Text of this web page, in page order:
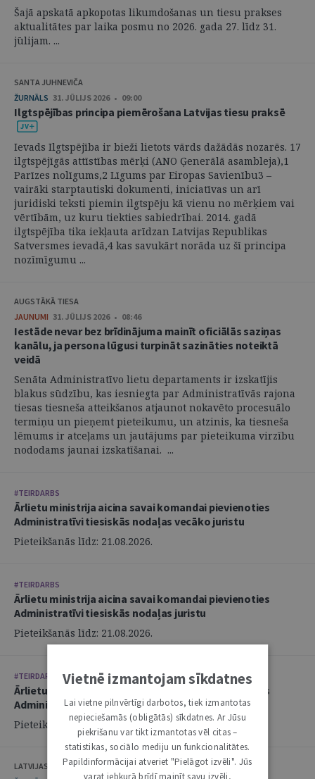
Šajā apskatā apkopotas likumdošanas un tiesu prakses
aktualitātes par laika posmu no 2026. gada 27. līdz 31.
jūlijam. ...
SANTA JUHNEVIČA
ŽURNĀLS 31. JŪLIJS 2026 • 09:00
Ilgtspējības principa piemērošana Latvijas tiesu praksē
Ievads Ilgtspējība ir bieži lietots vārds dažādās nozarēs. 17
ilgtspējīgās attīstības mērķi (ANO Ģenerālā asambleja),1
Parīzes nolīgums,2 Līgums par Eiropas Savienību3 –
vairāki starptautiski dokumenti, iniciatīvas un arī
juridiski teksti piemin ilgtspēju kā vienu no mērķiem vai
vērtībām, uz kuru tiekties sabiedrībai. 2014. gadā
ilgtspējība tika iekļauta arīdzan Latvijas Republikas
Satversmes ievadā,4 kas savukārt norāda uz šī principa
nozīmīgumu ...
AUGSTĀKĀ TIESA
JAUNUMI 31. JŪLIJS 2026 • 08:46
Iestāde nevar bez brīdinājuma mainīt oficiālās saziņas
kanālu, ja persona lūgusi turpināt sazināties noteiktā
veidā
Senāta Administratīvo lietu departaments ir izskatījis
blakus sūdzību, kas iesniegta par Administratīvās rajona
tiesas tiesneša atteikšanos atjaunot nokavēto procesuālo
termiņu un pieņemt pieteikumu, un atzinis, ka tiesneša
lēmums ir atceļams un jautājums par pieteikuma virzību
nododams jaunai izskatīšanai. ...
#TEIRDARBS
Ārlietu ministrija aicina savai komandai pievienoties
Administratīvi tiesiskās nodaļas vecāko juristu
Pieteikšanās līdz: 21.08.2026.
#TEIRDARBS
Ārlietu ministrija aicina savai komandai pievienoties
Administratīvi tiesiskās nodaļas juristu
Pieteikšanās līdz: 21.08.2026.
#TEIRDARBS
Ārlietu ministrija aicina savai komandai pievienoties
Administratīvi tiesiskās nodaļas juristu
Pieteikšanās līdz: 21.08.2026.
LATVIJAS ZVĒRINĀTU ADVOKĀTU PADOME
Vietnē izmantojam sīkdatnes
Lai vietne pilnvērtīgi darbotos, tiek izmantotas
nepieciešamās (obligātās) sīkdatnes. Ar Jūsu
piekrišanu var tikt izmantotas vēl citas –
statistikas, sociālo mediju un funkcionalitātes.
Papildinformācijai atveriet "Pielāgot izvēli". Jūs
varat jebkurā brīdī mainīt savu izvēli,